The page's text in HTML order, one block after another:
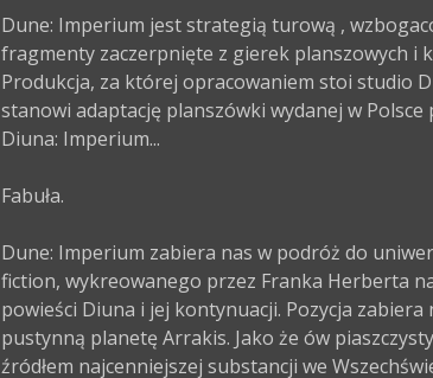
Dune: Imperium jest strategią turową ,
fragmenty zaczerpnięte z gierek planszowych i
Produkcja, za której opracowaniem stoi studio
stanowi adaptację planszówki wydanej w Polsce
Diuna: Imperium...
Fabuła.
Dune: Imperium zabiera nas w podróż do
fiction, wykreowanego przez Franka Herberta
powieści Diuna i jej kontynuacji. Pozycja zabiera
pustynną planetę Arrakis. Jako że ów
źródłem najcenniejszej substancji we